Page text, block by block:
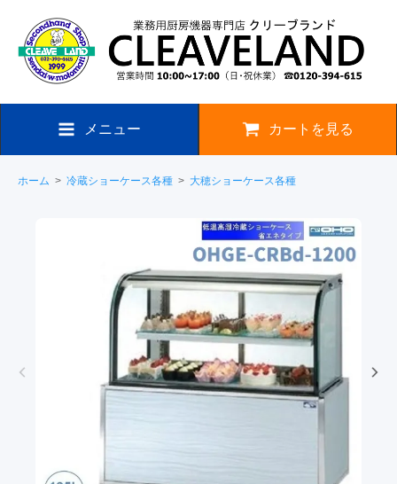
メニュー カートを見る
ホーム > 冷蔵ショーケース各種 > 大穂ショーケース各種